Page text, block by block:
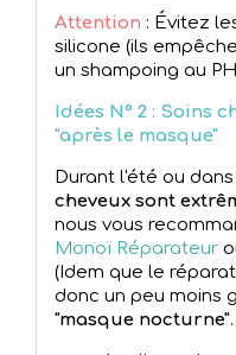
Attention : Évitez
silicone (ils
un shampoing au
Idées N° 2 : Soins
"après le masque"
Durant l'été ou
cheveux sont
nous vous
Monoï Réparateur
(Idem que le
donc un peu moins
"masque nocturne".